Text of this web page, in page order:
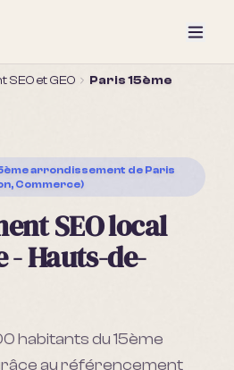
SEO et GEO Paris 15ème
arrondissement de Paris
Commerce)
SEO local
- Hauts-de-
habitants du 15ème
au référencement